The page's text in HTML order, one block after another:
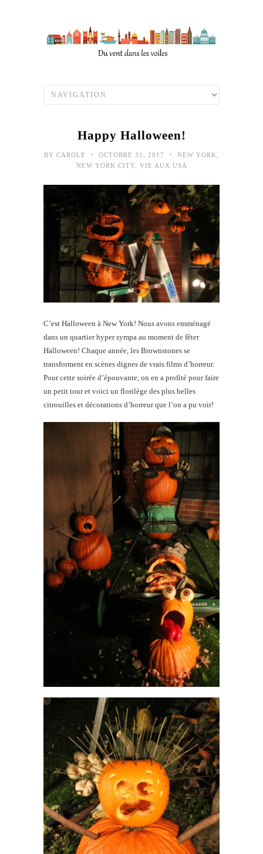
Happy Halloween!
BY CAROLE • OCTOBRE 31, 2017 • NEW YORK
NEW YORK CITY, VIE AUX USA
C’est Halloween à New York! Nous avons emménagé
dans un quartier hyper sympa au moment de fêter
Halloween! Chaque année, les Brownstones se
transforment en scènes dignes de vrais films d’horreur.
Pour cette soirée d’épouvante, on en a profité pour faire
un petit tour et voici un florilège des plus belles
citrouilles et décorations d’horreur que l’on a pu voir!